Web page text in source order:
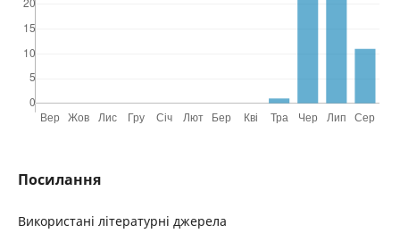
Посилання
Використані літературні джерела